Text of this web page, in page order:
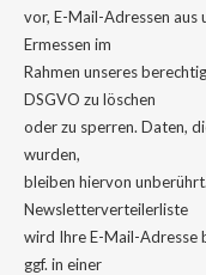
vor, E-Mail-Adressen aus
Ermessen im
Rahmen unseres
DSGVO zu löschen
oder zu sperren. Daten,
wurden,
bleiben hiervon
Newsletterverteilerliste
wird Ihre E-Mail-Adresse
ggf. in einer